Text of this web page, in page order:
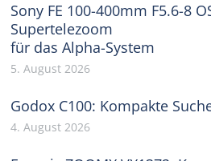
Sony FE 100-400mm F5.6-8
Supertelezoom
für das Alpha-System
5. August 2026
Godox C100: Kompakte
4. August 2026